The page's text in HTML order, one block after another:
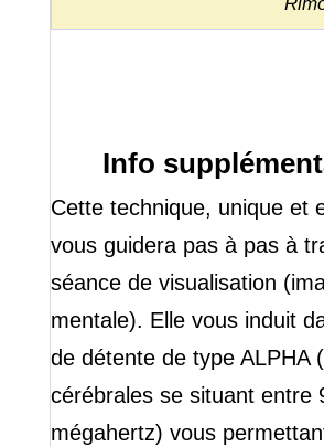
Info
Cette technique, unique et
vous guidera pas à pas à
séance de visualisation
mentale). Elle vous induit
de détente de type ALPHA
cérébrales se situant entre
mégahertz) vous